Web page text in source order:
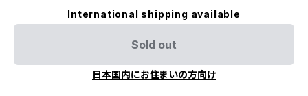
International shipping available
Sold out
日本国内にお住まいの方向け